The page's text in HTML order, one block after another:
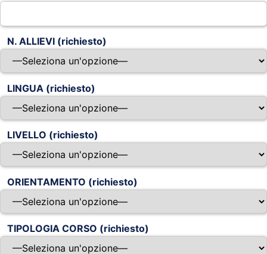
N. ALLIEVI (richiesto)
LINGUA (richiesto)
LIVELLO (richiesto)
ORIENTAMENTO (richiesto)
TIPOLOGIA CORSO (richiesto)